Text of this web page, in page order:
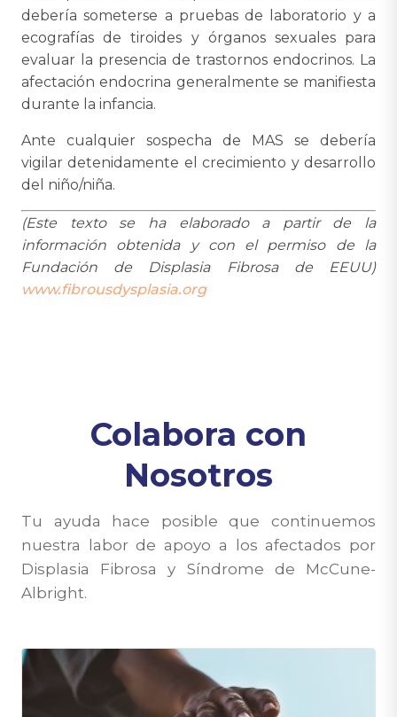
debería someterse a pruebas de laboratorio y a
ecografías de tiroides y órganos sexuales para
evaluar la presencia de trastornos endocrinos. La
afectación endocrina generalmente se manifiesta
durante la infancia.
Ante cualquier sospecha de MAS se debería
vigilar detenidamente el crecimiento y desarrollo
del niño/niña.
(Este texto se ha elaborado a partir de la
información obtenida y con el permiso de la
Fundación de Displasia Fibrosa de EEUU)
www.fibrousdysplasia.org
Colabora con
Nosotros
Tu ayuda hace posible que continuemos
nuestra labor de apoyo a los afectados por
Displasia Fibrosa y Síndrome de McCune-
Albright.